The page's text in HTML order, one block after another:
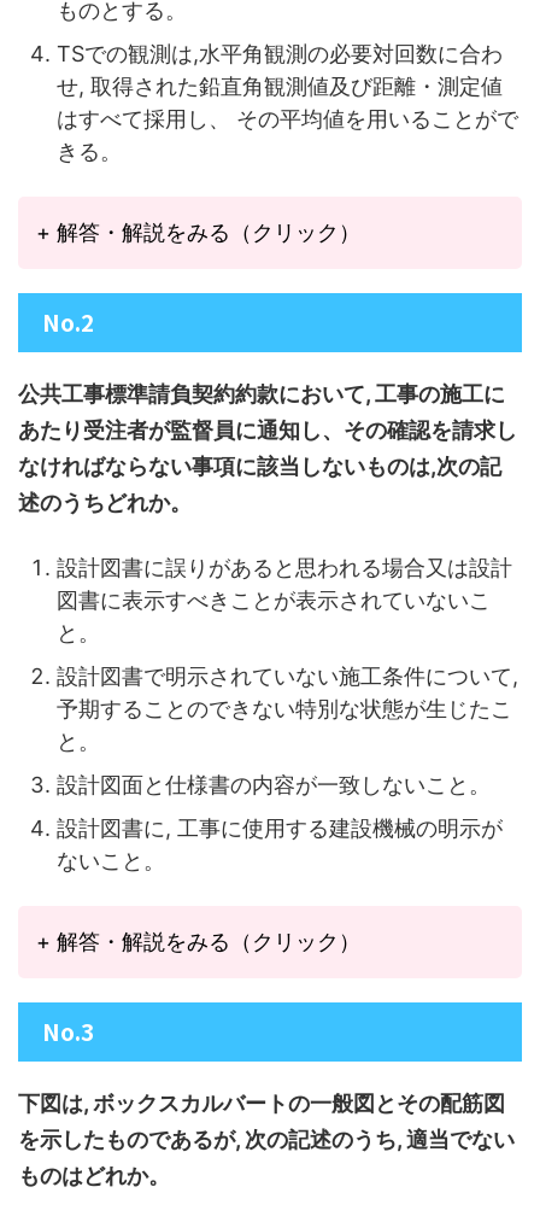
ものとする。
TSでの観測は,水平角観測の必要対回数に合わ
せ, 取得された鉛直角観測値及び距離・ 測定値
はすべて採用し、 その平均値を用いることがで
きる。
+ 解答・解説をみる（クリック）
No.2
公共工事標準請負契約約款において, 工事の施工に
あたり受注者が監督員に通知し、その確認を請求し
なければならない事項に該当しないものは,次の記
述のうちどれか。
設計図書に誤りがあると思われる場合又は設計
図書に表示すべきことが表示されていないこ
と。
設計図書で明示されていない施工条件について,
予期することのできない特別な状態が生じたこ
と。
設計図面と仕様書の内容が一致しないこと。
設計図書に, 工事に使用する建設機械の明示が
ないこと。
+ 解答・解説をみる（クリック）
No.3
下図は, ボックスカルバートの一般図とその配筋図
を示したものであるが, 次の記述のうち, 適当でない
ものはどれか。